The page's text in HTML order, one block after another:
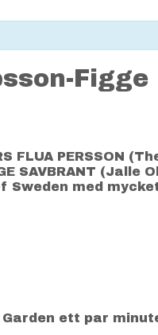
Figge
FLUA PERSSON
SAVBRANT (Jalle
Sweden med
ett par